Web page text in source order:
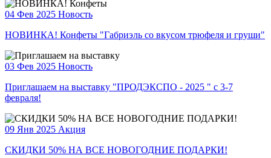
04 Фев 2025 Новость
НОВИНКА! Конфеты "Габриэль со вкусом трюфеля и груши"
03 Фев 2025 Новость
Приглашаем на выставку "ПРОДЭКСПО - 2025 " с 3-7
февраля!
09 Янв 2025 Акция
СКИДКИ 50% НА ВСЕ НОВОГОДНИЕ ПОДАРКИ!